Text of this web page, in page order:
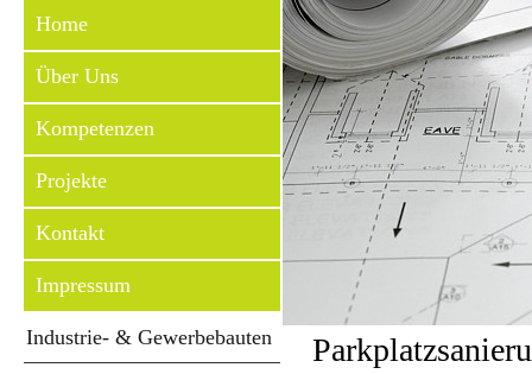
Home
Über Uns
Kompetenzen
Projekte
Kontakt
Impressum
Industrie- & Gewerbebauten